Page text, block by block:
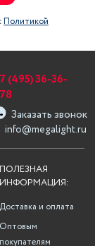
Политикой
info@megalight.ru
(495) 36-36-
Заказать звонок
ПОЛЕЗНАЯ
ИНФОРМАЦИЯ:
Доставка и оплата
Оптовым
покупателям